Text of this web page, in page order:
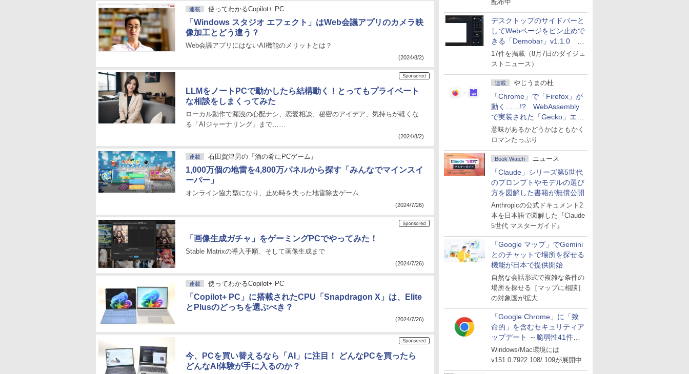
配布中
デスクトップのサイドバーと
してWebページをピン止めで
きる「Demobar」v1.1.0 ほ
か
17件を掲載（8月7日のダイジェ
ストニュース）
連載 やじうまの杜
「Chrome」で「Firefox」が
動く……!? WebAssembly
で実装された「Gecko」エン
ジン
意味があるかどうかはともかく
ロマンたっぷり
Book Watch ニュース
「Claude」シリーズ第5世代
のプロンプトやモデルの選び
方を図解した書籍が無償公開
Anthropicの公式ドキュメント2
本を日本語で図解した『Claude
5世代 マスターガイド』
「Google マップ」でGemini
とのチャットで場所を探せる
機能が日本で提供開始
自然な会話形式で複雑な条件の
場所を探せる［マップに相談］
の対象国が拡大
「Google Chrome」に「致
命的」を含むセキュリティア
ップデート ～脆弱性41件に
対処
Windows/Mac環境には
v151.0.7922.108/.109が展開中
連載 使ってわかるCopilot+ PC
「Windows スタジオ エフェクト」はWeb会議アプリのカメラ映
像加工とどう違う？
Web会議アプリにはないAI機能のメリットとは？
(2024/8/2)
LLMをノートPCで動かしたら結構動く！とってもプライベート
な相談をしまくってみた
ローカル動作で漏洩の心配ナシ、恋愛相談、秘密のアイデア、気持ちが軽くな
る「AIジャーナリング」まで……
(2024/8/2)
連載 石田賀津男の『酒の肴にPCゲーム』
1,000万個の地雷を4,800万パネルから探す「みんなでマインスイ
ーパー」
オンライン協力型になり、止め時を失った地雷除去ゲーム
(2024/7/26)
「画像生成ガチャ」をゲーミングPCでやってみた！
Stable Matrixの導入手順、そして画像生成まで
(2024/7/26)
連載 使ってわかるCopilot+ PC
「Copilot+ PC」に搭載されたCPU「Snapdragon X」は、Elite
とPlusのどっちを選ぶべき？
(2024/7/26)
今、PCを買い替えるなら「AI」に注目！ どんなPCを買ったら
どんなAI体験が手に入るのか？